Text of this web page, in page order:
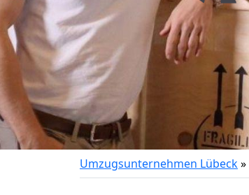
Umzugsunternehmen Lübeck»